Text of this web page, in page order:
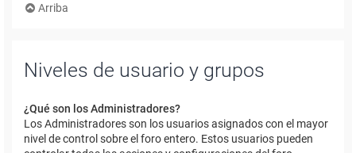
Arriba
Niveles de usuario y grupos
¿Qué son los Administradores?
Los Administradores son los usuarios asignados con el mayor
nivel de control sobre el foro entero. Estos usuarios pueden